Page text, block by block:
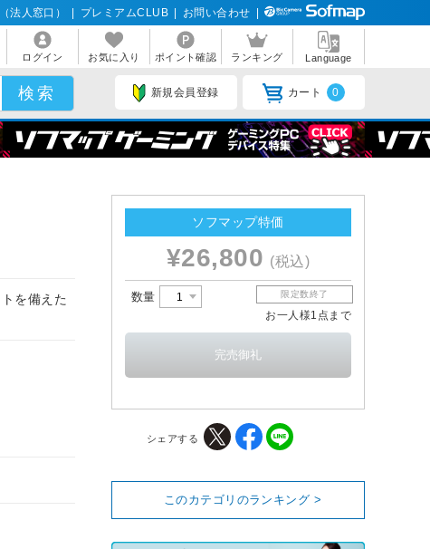
法人窓口） プレミアムCLUB お問い合わせ
ログイン お気に入り ポイント確認 ランキング Language
新規会員登録 カート 0
を備えた
ソフマップ特価
¥26,800 (税込)
数量 限定数終了
お一人様1点まで
シェアする
このカテゴリのランキング >